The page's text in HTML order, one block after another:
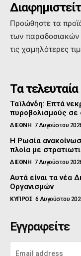
Προώθηστε τα
των παραδοσιακών
τις χαμηλότερες
Τα τελευταία
Ταϊλάνδη: Επτά
πυροβολισμούς σε
ΔΙΕΘΝΗ 7 Αυγούστου
Η Ρωσία
πλοία με
ΔΙΕΘΝΗ 7 Αυγούστου
Αυτά είναι τα νέα
Οργανισμών
ΚΥΠΡΟΣ 6 Αυγούστου
Εγγραφείτε